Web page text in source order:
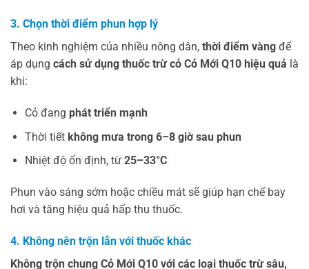
3. Chọn thời điểm phun hợp lý
Theo kinh nghiệm của nhiều nông dân, thời điểm vàng để
áp dụng cách sử dụng thuốc trừ cỏ Cỏ Mới Q10 hiệu quả là
khi:
Cỏ đang phát triển mạnh
Thời tiết không mưa trong 6–8 giờ sau phun
Nhiệt độ ổn định, từ 25–33°C
Phun vào sáng sớm hoặc chiều mát sẽ giúp hạn chế bay
hơi và tăng hiệu quả hấp thu thuốc.
4. Không nên trộn lẫn với thuốc khác
Không trộn chung Cỏ Mới Q10 với các loại thuốc trừ sâu,